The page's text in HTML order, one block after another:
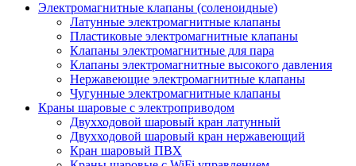
Электромагнитные клапаны (соленоидные)
Латунные электромагнитные клапаны
Пластиковые электромагнитные клапаны
Клапаны электромагнитные для пара
Клапаны электромагнитные высокого давления
Нержавеющие электромагнитные клапаны
Чугунные электромагнитные клапаны
Краны шаровые с электроприводом
Двухходовой шаровый кран латунный
Двухходовой шаровый кран нержавеющий
Кран шаровый ПВХ